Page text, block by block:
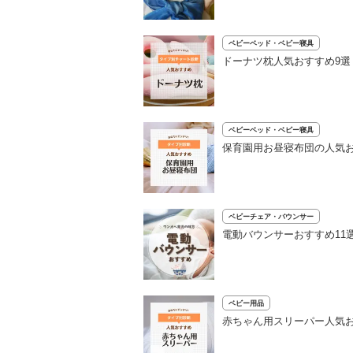
ベビーベッド・ベビー寝具
ドーナツ枕人気おすすめ9
ベビーベッド・ベビー寝具
保育園用お昼寝布団の人気
ベビーチェア・バウンサー
電動バウンサーおすすめ11
ベビー用品
赤ちゃん用スリーパー人気